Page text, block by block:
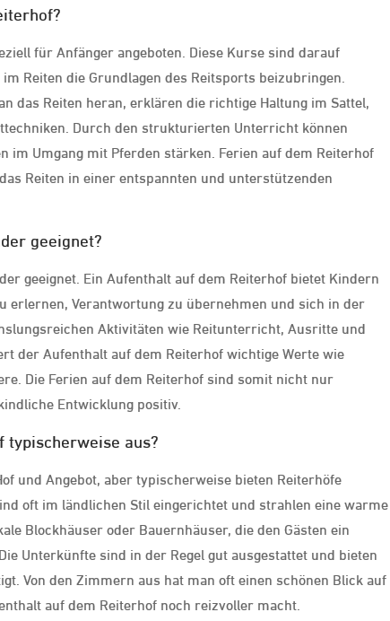
für Anfänger angeboten. Diese Kurse sind darauf
Reiten die Grundlagen des Reitsports beizubringen.
das Reiten heran, erklären die richtige Haltung im Sattel,
Durch den strukturierten Unterricht können
Umgang mit Pferden stärken. Ferien auf dem Reiterhof
Reiten in einer entspannten und unterstützenden
geeignet?
geeignet. Ein Aufenthalt auf dem Reiterhof bietet Kindern
erlernen, Verantwortung zu übernehmen und sich in der
Aktivitäten wie Reitunterricht, Ausritte und
der Aufenthalt auf dem Reiterhof wichtige Werte wie
Die Ferien auf dem Reiterhof sind somit nicht nur
Entwicklung positiv.
typischerweise aus?
und Angebot, aber typischerweise bieten Reiterhöfe
oft im ländlichen Stil eingerichtet und strahlen eine warme
Blockhäuser oder Bauernhäuser, die den Gästen ein
Unterkünfte sind in der Regel gut ausgestattet und bieten
Von den Zimmern aus hat man oft einen schönen Blick auf
auf dem Reiterhof noch reizvoller macht.